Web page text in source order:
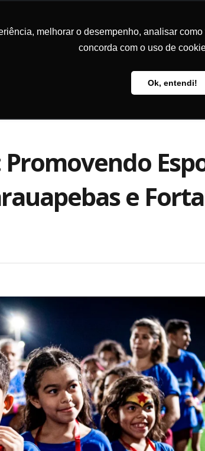
melhorar o desempenho, analisar
concorda com o uso de
Ok, entendi!
PROGRAMS AND
METHODOLOGY
Promovendo
e